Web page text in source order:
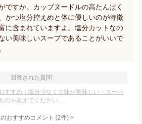
ですか。カップヌードルの高たんぱく
かつ塩分控えめと体に優しいのが特徴
に含まれていますよ。塩分カットなの
い美味しいスープであることがいいで
回答された質問
すすめ｜塩分少なくて味が美味しい・スーパ
のを教えてください。
おすすめコメント (2件) >